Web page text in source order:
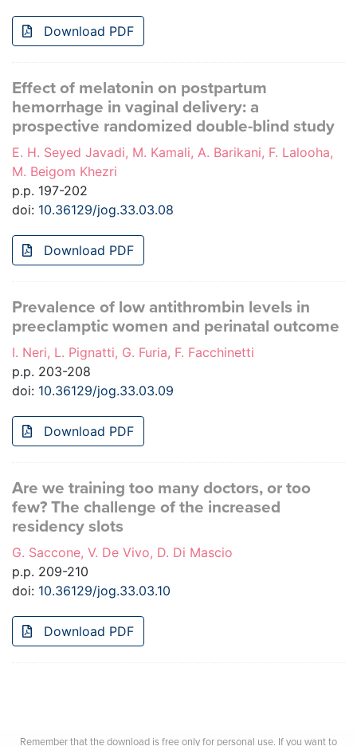
Download PDF
Effect of melatonin on postpartum
hemorrhage in vaginal delivery: a
prospective randomized double-blind study
E. H. Seyed Javadi, M. Kamali, A. Barikani, F. Lalooha,
M. Beigom Khezri
p.p. 197-202
doi: 10.36129/jog.33.03.08
Download PDF
Prevalence of low antithrombin levels in
preeclamptic women and perinatal outcome
I. Neri, L. Pignatti, G. Furia, F. Facchinetti
p.p. 203-208
doi: 10.36129/jog.33.03.09
Download PDF
Are we training too many doctors, or too
few? The challenge of the increased
residency slots
G. Saccone, V. De Vivo, D. Di Mascio
p.p. 209-210
doi: 10.36129/jog.33.03.10
Download PDF
Remember that the download is free only for personal use. If you want to